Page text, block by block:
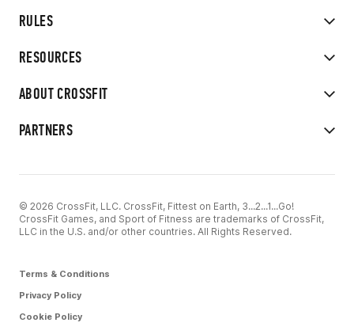
RULES
RESOURCES
ABOUT CROSSFIT
PARTNERS
© 2026 CrossFit, LLC. CrossFit, Fittest on Earth, 3...2...1...Go!
CrossFit Games, and Sport of Fitness are trademarks of CrossFit,
LLC in the U.S. and/or other countries. All Rights Reserved.
Terms & Conditions
Privacy Policy
Cookie Policy